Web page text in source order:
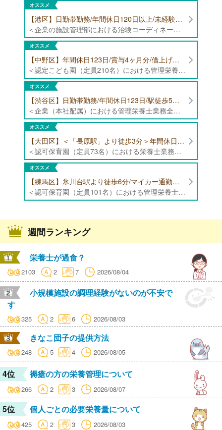
オススメ
【港区】日勤帯勤務/年間休日120日以上/未経験者歓迎/健康食品の臨床試験に携わる管理栄養士・栄養士の治験コーディネーター募集！
＜企業の施設管理部における治験コーディネーター業務全般＞ ・健康食品の臨床試験に伴う指導 ・スケジュール調整等の被験者管理 ・データ収集、書類作成 ・医療機関にて被験者への説明や誘導 ・栄養指導、栄養計算
オススメ
【中野区】年間休日123日/賞与4ヶ月分/借上げ住宅制度あり 認定こども園（定員210名）にて管理栄養士・栄養士募集！
＜認定こども園（定員210名）における管理栄養士・栄養士業務全般＞ ・管理栄養士、栄養士業務全般
オススメ
【渋谷区】日勤帯勤務/年間休日123日/駅徒歩5分/企業（本社配属）にて管理栄養士募集！
＜企業（本社配属）における管理栄養士業務全般＞ ・本社および在宅（週1日程度）で、運営・受託する保育園（約50箇所）の管理栄養士・マネジメント業務全般 ・調理指導、育成 ・調理代行※欠員時 ・衛生管理 ・献立作成 ・食材発注 ・園長、調理スタッフとの給食会議 ・クライアント企業との給食会議（食育等の企画提案） ・採用業務（面接・施設見学同行）など ・担当保育園の定期巡回（直行やオンライン対応あり） ※23区内の認可保育園や、事業所内保育園（市川市、古河市、厚木市・追浜等）
オススメ
【大田区】＜「長原駅」より徒歩3分＞年間休日120日以上/最大10連休取得可能/日勤帯勤務のみ 認可保育園（定員73名）にて、栄養士の募集！
＜認可保育園（定員73名）における栄養士業務全般＞ ・調理（朝おやつ・給食・おやつ・補食） ・盛付け、片づけ ・食育、保育室への給食ラウンド、事務業務 ・調理室のお掃除、備蓄の確認、発注など ※定員:73名(0歳児6名、1歳歳児10名、2歳児12名、3歳-5歳児各15名)
オススメ
【練馬区】氷川台駅より徒歩6分/マイカー通勤可能/年間休日120日/賞与高水準 認可保育園（定員101名）にて管理栄養士・栄養士・調理師募集！
＜認可保育園（定員101名）における管理栄養士・栄養士・調理師業務全般＞ ・調理業務全般 ・離乳食、アレルギー除去食対応 ・食育活動
週間ランキング
栄養士が過食？
2103 2 7 2026/08/04
小規模施設の調理経験がないのが不安で
す
325 2 6 2026/08/03
きなこ団子の提供方法
248 5 4 2026/08/05
4位 褥瘡の方の栄養管理について
266 2 3 2026/08/07
5位 個人ごとの必要栄養量について
425 2 3 2026/08/03